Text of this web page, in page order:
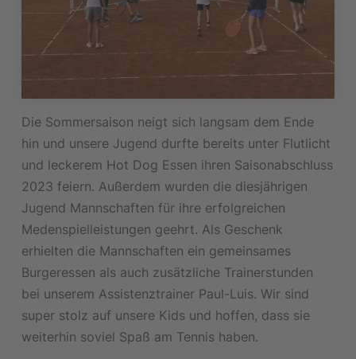
Die Sommersaison neigt sich langsam dem Ende
hin und unsere Jugend durfte bereits unter Flutlicht
und leckerem Hot Dog Essen ihren Saisonabschluss
2023 feiern. Außerdem wurden die diesjährigen
Jugend Mannschaften für ihre erfolgreichen
Medenspielleistungen geehrt. Als Geschenk
erhielten die Mannschaften ein gemeinsames
Burgeressen als auch zusätzliche Trainerstunden
bei unserem Assistenztrainer Paul-Luis. Wir sind
super stolz auf unsere Kids und hoffen, dass sie
weiterhin soviel Spaß am Tennis haben.